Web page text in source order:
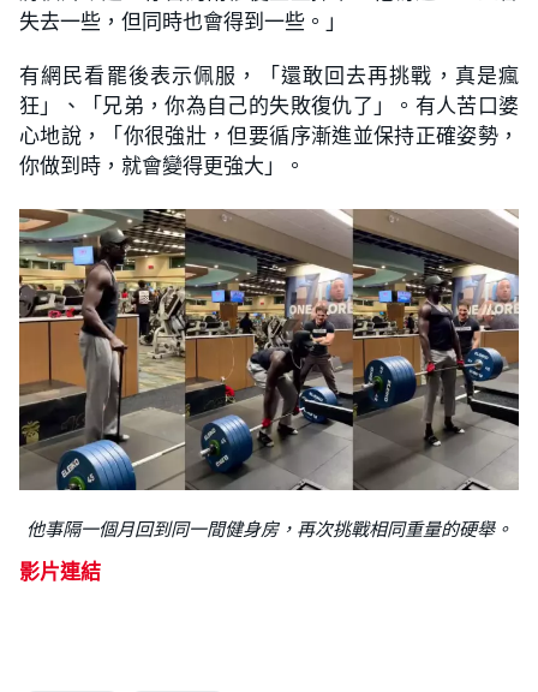
失去一些，但同時也會得到一些。」
有網民看罷後表示佩服，「還敢回去再挑戰，真是瘋
狂」、「兄弟，你為自己的失敗復仇了」。有人苦口婆
心地說，「你很強壯，但要循序漸進並保持正確姿勢，
你做到時，就會變得更強大」。
他事隔一個月回到同一間健身房，再次挑戰相同重量的硬舉。
影片連結